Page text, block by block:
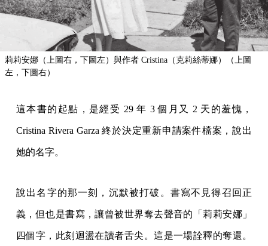
莉莉安娜（上圖右，下圖左）與作者 Cristina（克莉絲蒂娜）（上圖
左，下圖右）
這本書的起點，是經受 29 年 3 個月又 2 天的羞愧，
Cristina Rivera Garza 終於決定重新申請案件檔案，說出
她的名字。
說出名字的那一刻，沉默被打破。書寫不見得召回正
義，但也是書寫，讓曾被世界奪去聲音的「莉莉安娜」
四個字，此刻迴盪在讀者舌尖。這是一場詮釋的奪還。